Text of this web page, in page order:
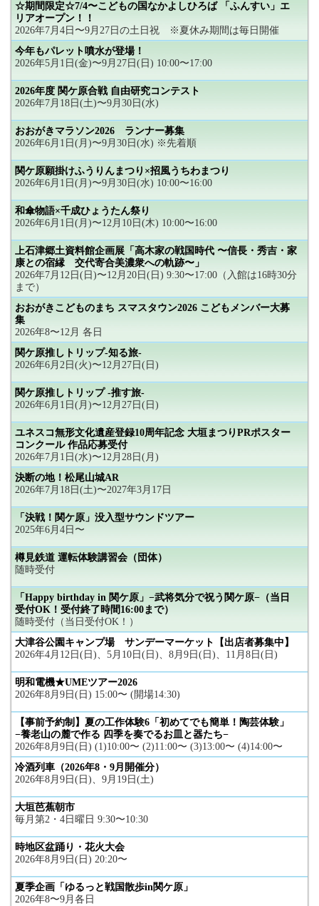
☆期間限定☆7/4〜こどもの国なかよしひろば 「ふんすい」エ
リアオープン！！
2026年7月4日〜9月27日の土日祝 ※夏休み期間は毎日開催
今年もパレット噴水が登場！
2026年5月1日(金)〜9月27日(日) 10:00〜17:00
2026年度 関ケ原合戦 自由研究コンテスト
2026年7月18日(土)〜9月30日(水)
おおがきマラソン2026 ランナー募集
2026年6月1日(月)〜9月30日(水) ※先着順
関ケ原願掛けふうりんまつり×招風うちわまつり
2026年6月1日(月)〜9月30日(水) 10:00〜16:00
和傘物語×千成ひょうたん祭り
2026年6月1日(月)〜12月10日(木) 10:00〜16:00
上石津郷土資料館企画展「高木家の戦国時代 〜信長・秀吉・家
康との宿縁 交代寄合美濃衆への軌跡〜」
2026年7月12日(日)〜12月20日(日) 9:30〜17:00（入館は16時30分
まで）
おおがきこどものまち スマスタウン2026 こどもメンバー大募
集
2026年8〜12月 各日
関ケ原推しトリップ-知る旅-
2026年6月2日(火)〜12月27日(日)
関ケ原推しトリップ -推す旅-
2026年6月1日(月)〜12月27日(日)
ユネスコ無形文化遺産登録10周年記念 大垣まつりPRポスター
コンクール 作品応募受付
2026年7月1日(水)〜12月28日(月)
決断の地！松尾山城AR
2026年7月18日(土)〜2027年3月17日
「決戦！関ケ原」没入型サウンドツアー
2025年6月4日〜
樽見鉄道 運転体験講習会（団体）
随時受付
「Happy birthday in 関ケ原」−武将気分で祝う関ケ原−（当日
受付OK！受付終了時間16:00まで）
随時受付（当日受付OK！）
大津谷公園キャンプ場 サンデーマーケット【出店者募集中】
2026年4月12日(日)、5月10日(日)、8月9日(日)、11月8日(日)
明和電機★UMEツアー2026
2026年8月9日(日) 15:00〜 (開場14:30)
【事前予約制】夏の工作体験6「初めてでも簡単！陶芸体験」
−養老山の麓で作る 四季を奏でるお皿と器たち−
2026年8月9日(日) (1)10:00〜 (2)11:00〜 (3)13:00〜 (4)14:00〜
冷酒列車（2026年8・9月開催分）
2026年8月9日(日)、9月19日(土)
大垣芭蕉朝市
毎月第2・4日曜日 9:30〜10:30
時地区盆踊り・花火大会
2026年8月9日(日) 20:20〜
夏季企画「ゆるっと戦国散歩in関ケ原」
2026年8〜9月各日